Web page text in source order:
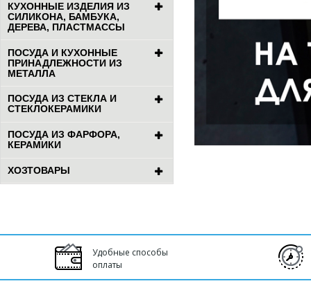
КУХОННЫЕ ИЗДЕЛИЯ ИЗ
СИЛИКОНА, БАМБУКА,
ДЕРЕВА, ПЛАСТМАССЫ
ПОСУДА И КУХОННЫЕ
ПРИНАДЛЕЖНОСТИ ИЗ
МЕТАЛЛА
ПОСУДА ИЗ СТЕКЛА И
СТЕКЛОКЕРАМИКИ
ПОСУДА ИЗ ФАРФОРА,
КЕРАМИКИ
ХОЗТОВАРЫ
Удобные способы
оплаты